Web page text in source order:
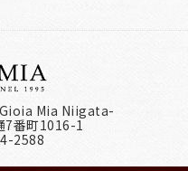
Mia Niigata-
7番町1016-1
2588